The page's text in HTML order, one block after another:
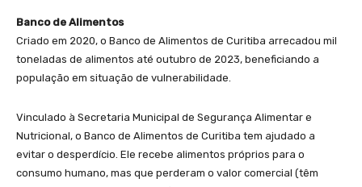
Banco de Alimentos
Criado em 2020, o Banco de Alimentos de Curitiba arrecadou mil
toneladas de alimentos até outubro de 2023, beneficiando a
população em situação de vulnerabilidade.
Vinculado à Secretaria Municipal de Segurança Alimentar e
Nutricional, o Banco de Alimentos de Curitiba tem ajudado a
evitar o desperdício. Ele recebe alimentos próprios para o
consumo humano, mas que perderam o valor comercial (têm